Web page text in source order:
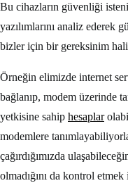
Bu cihazların güvenliği
yazılımlarını analiz
bizler için bir gereksinim
Örneğin elimizde internet
bağlanıp, modem üzerinde
yetkisine sahip hesaplar
modemlere
çağırdığımızda
olmadığını da kontrol